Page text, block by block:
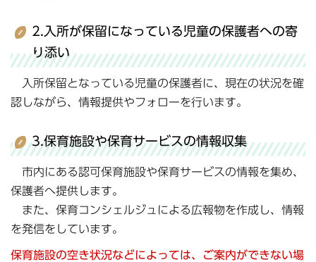
2.入所が保留になっている児童の保護者への寄
り添い
入所保留となっている児童の保護者に、現在の状況を確
認しながら、情報提供やフォローを行います。
3.保育施設や保育サービスの情報収集
市内にある認可保育施設や保育サービスの情報を集め、
保護者へ提供します。
また、保育コンシェルジュによる広報物を作成し、情報
を発信をしています。
保育施設の空き状況などによっては、ご案内ができない場